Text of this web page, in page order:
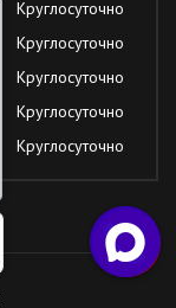
Круглосуточно
Круглосуточно
Круглосуточно
Круглосуточно
Круглосуточно